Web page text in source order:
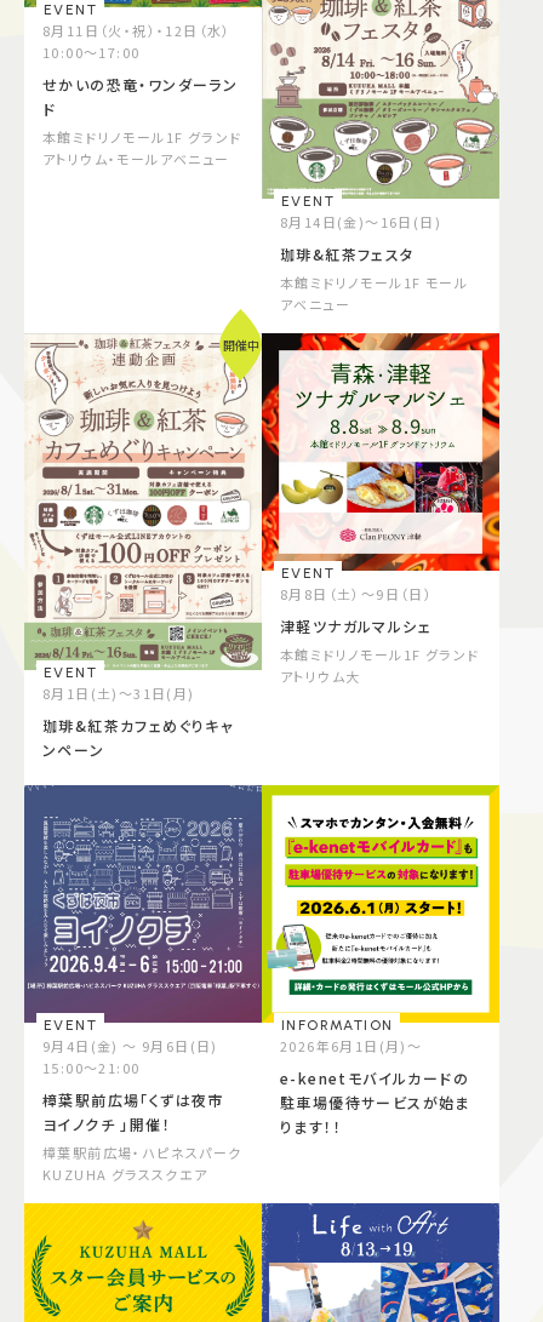
EVENT
8月11日（火・祝）・12日（水）
10:00～17:00
せかいの恐竜・ワンダーラン
ド
本館ミドリノモール1F グランド
アトリウム・モールアベニュー
EVENT
8月14日(金)～16日(日)
珈琲&紅茶フェスタ
本館ミドリノモール1F モール
アベニュー
開催中
EVENT
8月1日(土)～31日(月)
珈琲&紅茶カフェめぐりキャ
ンペーン
EVENT
8月8日（土）～9日（日）
津軽ツナガルマルシェ
本館ミドリノモール1F グランド
アトリウム大
EVENT
9月4日(金) ～ 9月6日(日)
15:00～21:00
樟葉駅前広場「くずは夜市
ヨイノクチ 」開催！
樟葉駅前広場・ハピネスパーク
KUZUHA グラススクエア
INFORMATION
2026年6月1日(月)～
e-kenetモバイルカードの
駐車場優待サービスが始ま
ります！！